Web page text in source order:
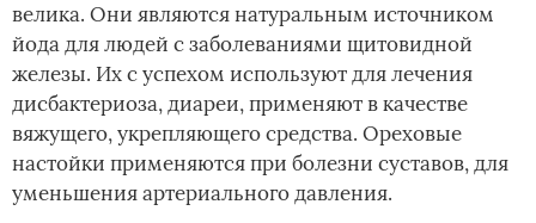
велика. Они являются натуральным источником
йода для людей с заболеваниями щитовидной
железы. Их с успехом используют для лечения
дисбактериоза, диареи, применяют в качестве
вяжущего, укрепляющего средства. Ореховые
настойки применяются при болезни суставов, для
уменьшения артериального давления.